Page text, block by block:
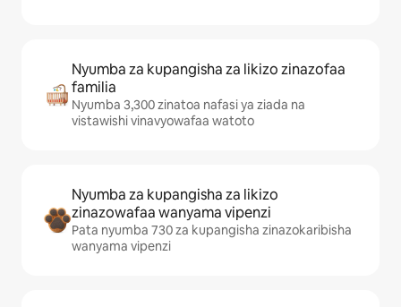
Nyumba za kupangisha za likizo zinazofaa
familia
Nyumba 3,300 zinatoa nafasi ya ziada na
vistawishi vinavyowafaa watoto
Nyumba za kupangisha za likizo
zinazowafaa wanyama vipenzi
Pata nyumba 730 za kupangisha zinazokaribisha
wanyama vipenzi